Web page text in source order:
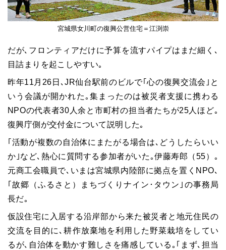
宮城県女川町の復興公営住宅＝江渕崇
だが､フロンティアだけに予算を流すパイプはまだ細く､
目詰まりを起こしやすい｡
昨年11月26日､JR仙台駅前のビルで｢心の復興交流会｣と
いう会議が開かれた｡集まったのは被災者支援に携わる
NPOの代表者30人余と市町村の担当者たちが25人ほど｡
復興庁側が交付金について説明した｡
｢活動が複数の自治体にまたがる場合は､どうしたらいい
か｣など､熱心に質問する参加者がいた｡伊藤寿郎（55）｡
元商工会職員で､いまは宮城県内陸部に拠点を置くNPO､
｢故郷（ふるさと）まちづくりナイン･タウン｣の事務局
長だ｡
仮設住宅に入居する沿岸部から来た被災者と地元住民の
交流を目的に､耕作放棄地を利用した野菜栽培をしてい
るが､自治体を動かす難しさを痛感している｡｢まず､担当